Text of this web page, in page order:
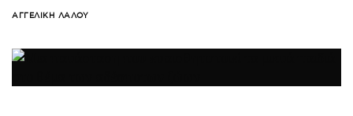
ΑΓΓΕΛΙΚΉ ΛΆΛΟΥ